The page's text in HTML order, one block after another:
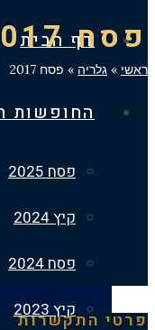
דף הבית
החופשות
פסח 2025
קיץ 2024
פסח 2024
קיץ 2023
פסח 2017
ראשי » גלריה » פסח 2017
פרטי התקשרות